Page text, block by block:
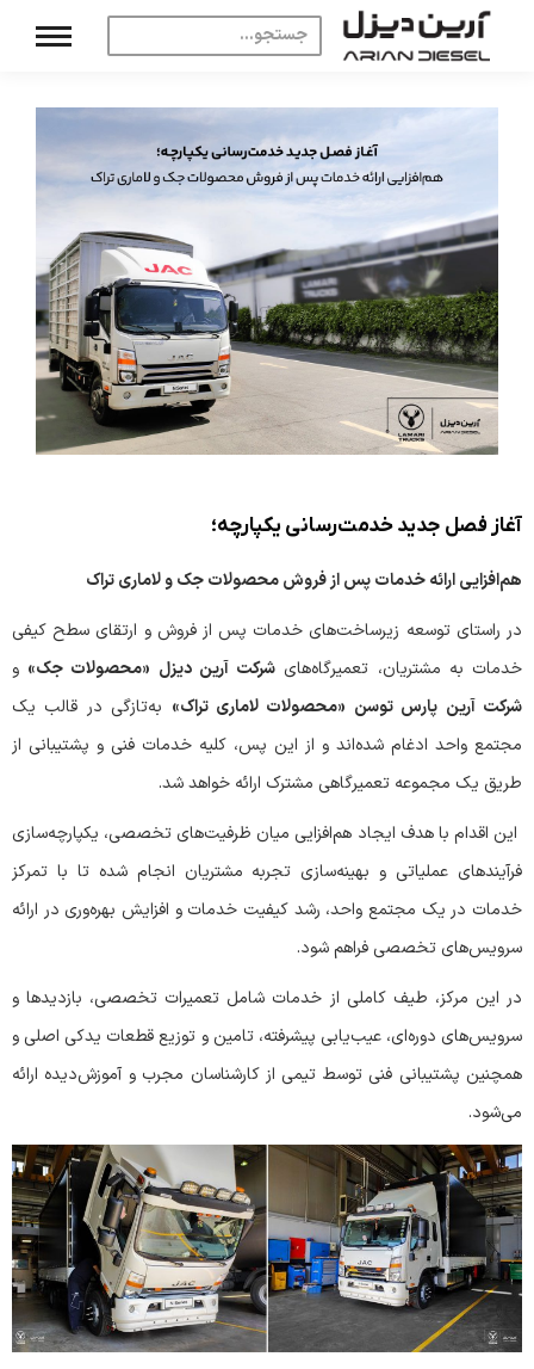
آغاز فصل جدید خدمت‌رسانی یکپارچه؛
هم‌افزایی ارائه خدمات پس از فروش محصولات جک و لاماری تراک
در راستای توسعه زیرساخت‌های خدمات پس از فروش و ارتقای سطح کیفی
خدمات به مشتریان، تعمیرگاه‌های شرکت آرین دیزل «محصولات جک» و
شرکت آرین پارس توسن «محصولات لاماری تراک» به‌تازگی در قالب یک
مجتمع واحد ادغام شده‌اند و از این پس، کلیه خدمات فنی و پشتیبانی از
طریق یک مجموعه تعمیرگاهی مشترک ارائه خواهد شد.
این اقدام با هدف ایجاد هم‌افزایی میان ظرفیت‌های تخصصی، یکپارچه‌سازی
فرآیندهای عملیاتی و بهینه‌سازی تجربه مشتریان انجام شده تا با تمرکز
خدمات در یک مجتمع واحد، رشد کیفیت خدمات و افزایش بهره‌وری در ارائه
سرویس‌های تخصصی فراهم شود.
در این مرکز، طیف کاملی از خدمات شامل تعمیرات تخصصی، بازدیدها و
سرویس‌های دوره‌ای، عیب‌یابی پیشرفته، تامین و توزیع قطعات یدکی اصلی و
همچنین پشتیبانی فنی توسط تیمی از کارشناسان مجرب و آموزش‌دیده ارائه
می‌شود.